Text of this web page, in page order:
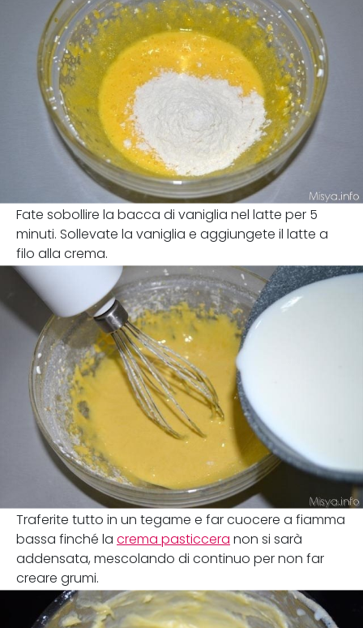
Fate sobollire la bacca di vaniglia nel latte per 5
minuti. Sollevate la vaniglia e aggiungete il latte a
filo alla crema.
Traferite tutto in un tegame e far cuocere a fiamma
bassa finché la crema pasticcera non si sarà
addensata, mescolando di continuo per non far
creare grumi.